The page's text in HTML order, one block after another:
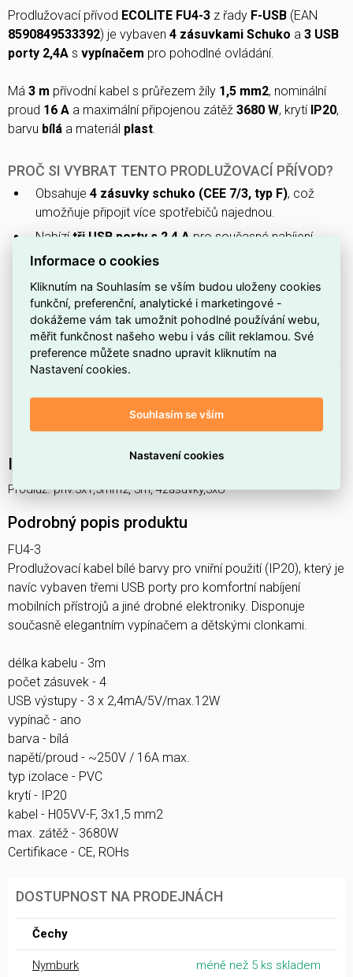
Prodlužovací přívod ECOLITE FU4-3 z řady F-USB (EAN
8590849533392) je vybaven 4 zásuvkami Schuko a 3 USB
porty 2,4A s vypínačem pro pohodlné ovládání.
Má 3 m přívodní kabel s průřezem žíly 1,5 mm2, nominální
proud 16 A a maximální připojenou zátěž 3680 W, krytí IP20,
barvu bílá a materiál plast.
PROČ SI VYBRAT TENTO PRODLUŽOVACÍ PŘÍVOD?
Obsahuje 4 zásuvky schuko (CEE 7/3, typ F), což
umožňuje připojit více spotřebičů najednou.
Nabízítři USB porty s 2,4 A pro současné nabíjení
mobilních zařízení bez potřeby adaptérů.
Má
přívodní kabel dlouhý 3 m
, který poskytuje větší
dosah k síťové zásuvce.
Je vybavenvypínačempro jednoduché odpojení
napájení bez vytažení kabelu.
Použit jetřížilý přívod s průřezem žil 1,5 mm²
, vhodný
určuje použití v suchých vnitřních
prostorách.
Interní název produktu
Prodluž. přív.3x1,5mm2, 3m, 4zásuvky,3xU
Podrobný popis produktu
FU4-3
Prodlužovací kabel bílé barvy pro vniřní použití (IP20), který je
navíc vybaven třemi USB porty pro komfortní nabíjení
mobilních přístrojů a jiné drobné elektroniky. Disponuje
současně elegantním vypínačem a dětskými clonkami.
délka kabelu - 3m
počet zásuvek - 4
USB výstupy - 3 x 2,4mA/5V/max.12W
vypínač - ano
barva - bílá
napětí/proud - ~250V / 16A max.
typ izolace - PVC
krytí - IP20
kabel - H05VV-F, 3x1,5 mm2
max. zátěž - 3680W
Certifikace - CE, ROHs
DOSTUPNOST NA PRODEJNÁCH
Čechy
Nymburk méně než 5 ks skladem
Informace o cookies
Kliknutím na Souhlasím se vším budou uloženy cookies
funkční, preferenční, analytické i marketingové -
dokážeme vám tak umožnit pohodlné používání webu,
měřit funkčnost našeho webu i vás cílit reklamou. Své
preference můžete snadno upravit kliknutím na
Nastavení cookies.
Souhlasím se vším
Nastavení cookies